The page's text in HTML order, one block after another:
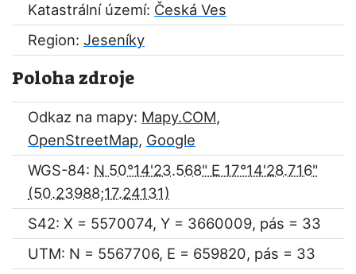
Katastrální území: Česká Ves
Region: Jeseníky
Poloha zdroje
Odkaz na mapy: Mapy.COM,
OpenStreetMap, Google
WGS-84: N 50°14'23.568" E 17°14'28.716"
S42: X = 5570074, Y = 3660009, pás = 33
UTM: N = 5567706, E = 659820, pás = 33